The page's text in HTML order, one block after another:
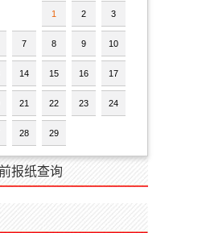
1 2 3
7 8 9 10
14 15 16 17
21 22 23 24
28 29
报纸查询